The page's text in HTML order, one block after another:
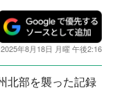
2025年8月18日 月曜 午後2:16
北部を襲った記録